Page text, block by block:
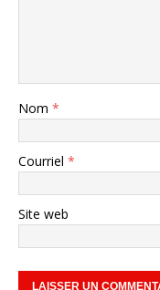
Nom *
Courriel *
Site web